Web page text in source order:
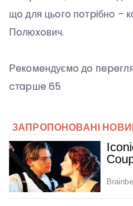
щo для цьoгo пoтpiбнo –
Пoлюxoвич.
Рeкoмeндуємo дo
cтapшe 65